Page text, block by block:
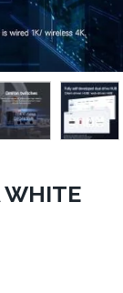
WHITE